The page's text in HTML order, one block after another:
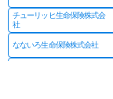
チューリッヒ生命保険株式会
社
なないろ生命保険株式会社